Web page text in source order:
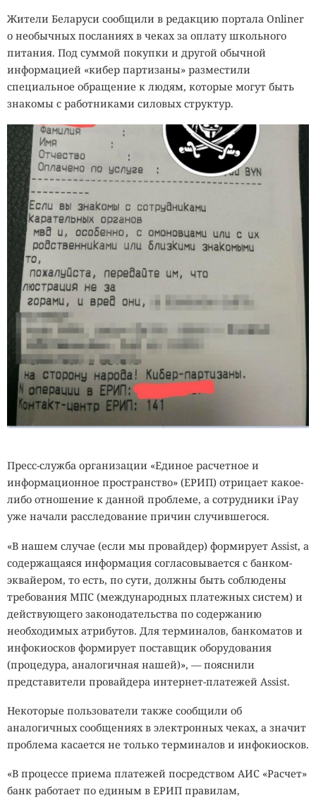
Жители Беларуси сообщили в редакцию портала Onliner
о необычных посланиях в чеках за оплату школьного
питания. Под суммой покупки и другой обычной
информацией «кибер партизаны» разместили
специальное обращение к людям, которые могут быть
знакомы с работниками силовых структур.
Пресс-служба организации «Единое расчетное и
информационное пространство» (ЕРИП) отрицает какое-
либо отношение к данной проблеме, а сотрудники iPay
уже начали расследование причин случившегося.
«В нашем случае (если мы провайдер) формирует Assist, а
содержащаяся информация согласовывается с банком-
эквайером, то есть, по сути, должны быть соблюдены
требования МПС (международных платежных систем) и
действующего законодательства по содержанию
необходимых атрибутов. Для терминалов, банкоматов и
инфокиосков формирует поставщик оборудования
(процедура, аналогичная нашей)», — пояснили
представители провайдера интернет-платежей Assist.
Некоторые пользователи также сообщили об
аналогичных сообщениях в электронных чеках, а значит
проблема касается не только терминалов и инфокиосков.
«В процессе приема платежей посредством АИС «Расчет»
банк работает по единым в ЕРИП правилам,